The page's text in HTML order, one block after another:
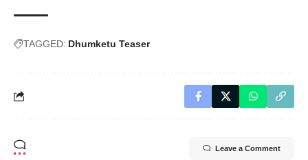
TAGGED: Dhumketu Teaser
Leave a Comment